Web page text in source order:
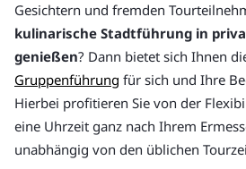
Gesichtern und fremden
kulinarische Stadtführung in
genießen? Dann bietet sich Ihnen
Gruppenführung für sich und Ihre
Hierbei profitieren Sie von der
eine Uhrzeit ganz nach Ihrem
unabhängig von den üblichen